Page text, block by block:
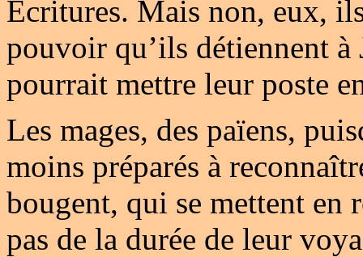
Ecritures. Mais non, eux,
pouvoir qu’ils détiennent à
pourrait mettre leur poste
Les mages, des païens,
moins préparés à
bougent, qui se mettent en
pas de la durée de leur